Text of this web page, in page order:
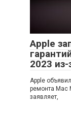
Apple
2023
Apple
ремонта Mac
заявляет,